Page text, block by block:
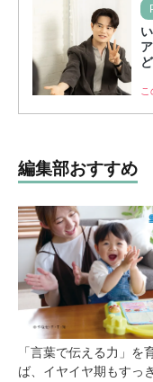
編集部おすすめ
「言葉で伝える力」を
ば、イヤイヤ期もすっ